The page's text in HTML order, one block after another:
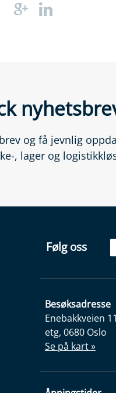
og få jevnlig
, lager og
Følg oss
Besøksadresse
Enebakkveien
etg, 0680 Oslo
Se på kart »